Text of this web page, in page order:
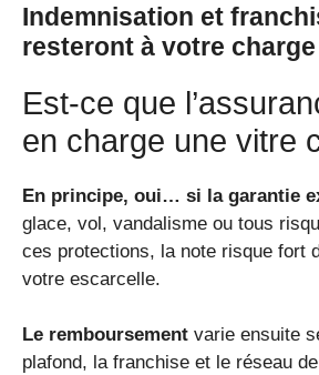
Indemnisation et
resteront à votre
Est-ce que
en charge une vitre
En principe, oui… si la garantie
glace, vol, vandalisme ou tous
ces protections, la note risque fort
votre escarcelle.
Le remboursement varie ensuite
plafond, la franchise et le réseau